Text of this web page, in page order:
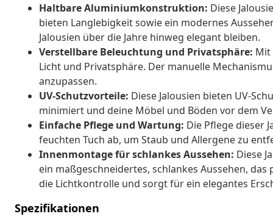
Haltbare Aluminiumkonstruktion: Diese
bieten Langlebigkeit sowie ein modernes
Jalousien über die Jahre hinweg elegant bleiben.
Verstellbare Beleuchtung und Privatsphäre: Mit
Licht und Privatsphäre. Der manuelle
anzupassen.
UV-Schutzvorteile: Diese Jalousien bieten UV-
minimiert und deine Möbel und Böden vor dem
Einfache Pflege und Wartung: Die Pflege dieser
feuchten Tuch ab, um Staub und Allergene zu
Innenmontage für schlankes Aussehen: Diese
ein maßgeschneidertes, schlankes Aussehen,
die Lichtkontrolle und sorgt für ein elegantes
Spezifikationen